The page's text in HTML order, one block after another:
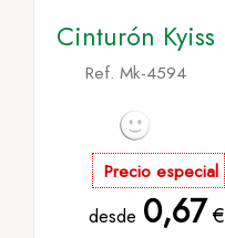
Cinturón Kyiss
Ref. Mk-4594
Precio especial
desde 0,67 €